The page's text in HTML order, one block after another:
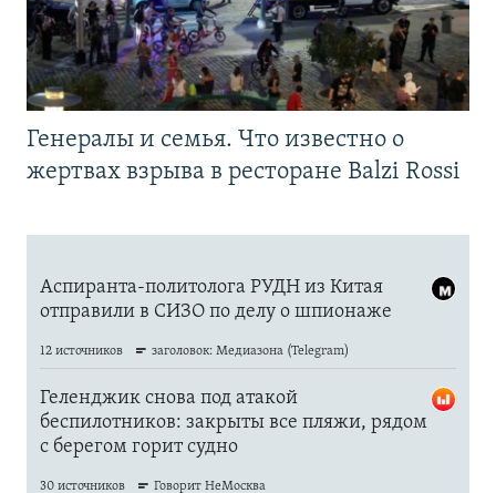
Генералы и семья. Что известно о
жертвах взрыва в ресторане Balzi Rossi